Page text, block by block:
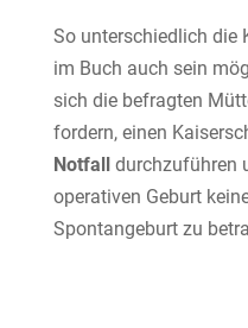
So unterschiedlich die
im Buch auch sein
sich die befragten
fordern, einen
Notfall durchzuführen
operativen Geburt
Spontangeburt zu